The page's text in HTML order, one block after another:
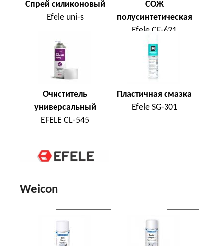
Cпрей силиконовый
Efele uni-s
СОЖ
полусинтетическая
Efele CF-621
Очиститель
универсальный
EFELE CL-545
Пластичная смазка
Efele SG-301
Weicon